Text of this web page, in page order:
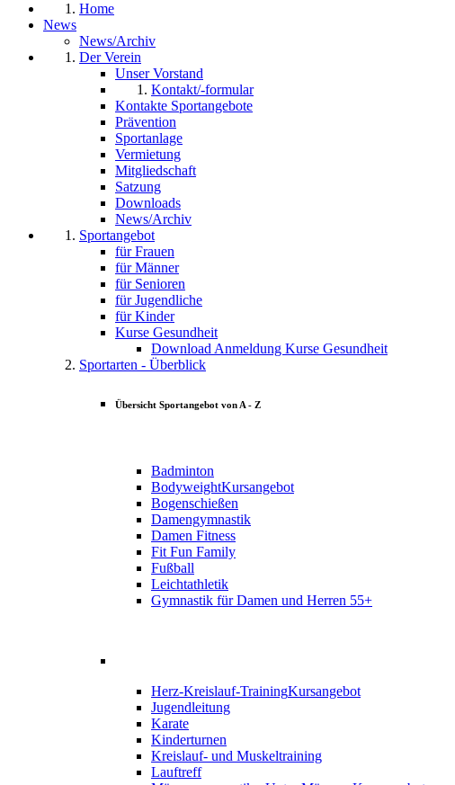
Home
News
News/Archiv
Der Verein
Unser Vorstand
Kontakt/-formular
Kontakte Sportangebote
Prävention
Sportanlage
Vermietung
Mitgliedschaft
Satzung
Downloads
News/Archiv
Sportangebot
für Frauen
für Männer
für Senioren
für Jugendliche
für Kinder
Kurse Gesundheit
Download Anmeldung Kurse Gesundheit
Sportarten - Überblick
Übersicht Sportangebot von A - Z
Badminton
BodyweightKursangebot
Bogenschießen
Damengymnastik
Damen Fitness
Fit Fun Family
Fußball
Leichtathletik
Gymnastik für Damen und Herren 55+
Herz-Kreislauf-TrainingKursangebot
Jugendleitung
Karate
Kinderturnen
Kreislauf- und Muskeltraining
Lauftreff